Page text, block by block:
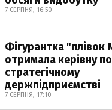
7 СЕРПНЯ, 16:50
Фігурантка "плівок
отримала керівну
стратегічному
держпідприємстві
7 СЕРПНЯ, 17:10